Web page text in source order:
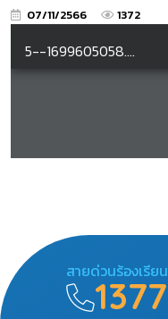
07/11/2566 1372
สายด่วนร้องเรียน
1377